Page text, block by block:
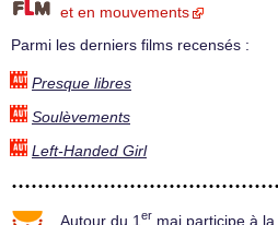
et en mouvements
Parmi les derniers films recensés :
Presque libres
Soulèvements
Left-Handed Girl
Autour du 1 er mai participe à la